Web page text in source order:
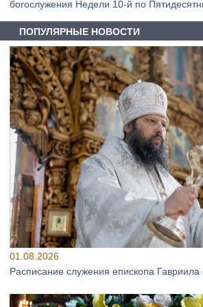
богослужения Недели 10‑й по
ПОПУЛЯРНЫЕ НОВОСТИ
01.08.2026
Расписание служения епископа Гавриила